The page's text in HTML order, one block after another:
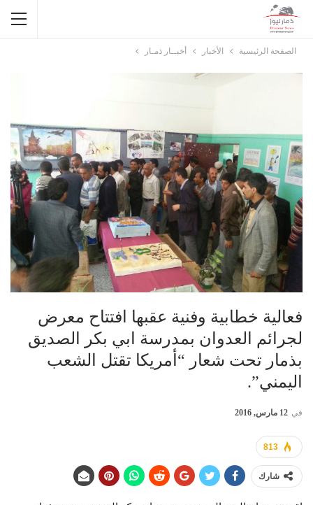
الصفحة الرئيسية الأخبار أخبــار ذمـار
فعالية خطابية وفنية عقبها افتتاح معرض
لجرائم العدوان بمدرسة ابي بكر الصديق
بذمار تحت شعار “أمريكا تقتل الشعب
اليمني”.
في 12 مارس, 2016
813
شارك